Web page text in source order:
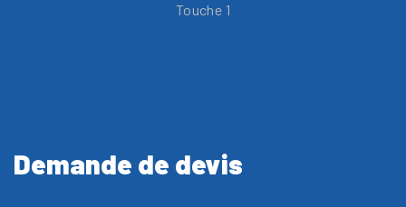
Touche 1
Demande de devis